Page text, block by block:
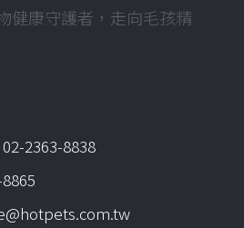
健康守護者，走向毛孩精
2363-8838